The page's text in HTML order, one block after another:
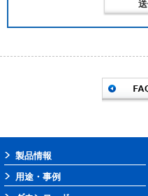
製品情報
用途・事例